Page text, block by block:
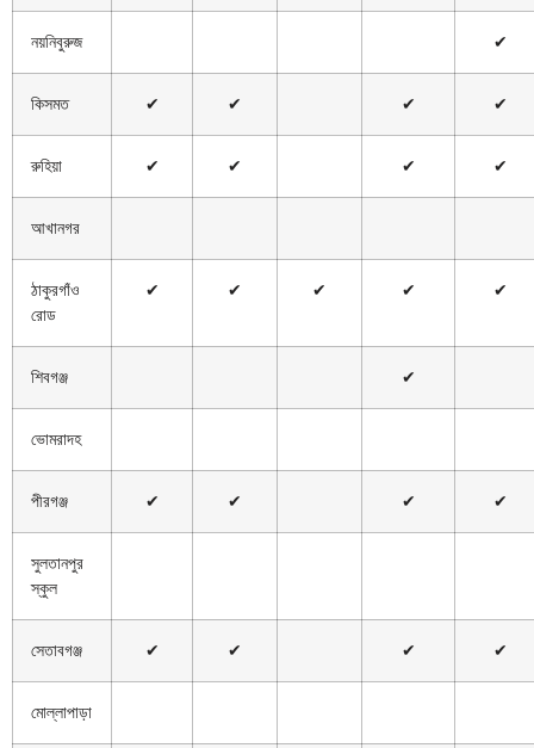
নয়নিবুরুজ ✔
কিসমত ✔ ✔ ✔ ✔
রুহিয়া ✔ ✔ ✔ ✔
আখানগর
ঠাকুরগাঁও
রোড
✔ ✔ ✔ ✔ ✔
শিবগঞ্জ ✔
ভোমরাদহ
পীরগঞ্জ ✔ ✔ ✔ ✔
সুলতানপুর
স্কুল
সেতাবগঞ্জ ✔ ✔ ✔ ✔
মোল্লাপাড়া